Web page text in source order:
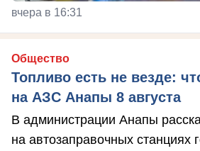
вчера в 16:31
Общество
Топливо есть не везде:
на АЗС Анапы 8 августа
В администрации Анапы
на автозаправочных станциях